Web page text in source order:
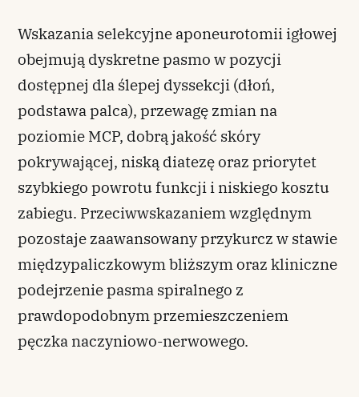
Wskazania selekcyjne aponeurotomii igłowej
obejmują dyskretne pasmo w pozycji
dostępnej dla ślepej dyssekcji (dłoń,
podstawa palca), przewagę zmian na
poziomie MCP, dobrą jakość skóry
pokrywającej, niską diatezę oraz priorytet
szybkiego powrotu funkcji i niskiego kosztu
zabiegu. Przeciwwskazaniem względnym
pozostaje zaawansowany przykurcz w stawie
międzypaliczkowym bliższym oraz kliniczne
podejrzenie pasma spiralnego z
prawdopodobnym przemieszczeniem
pęczka naczyniowo-nerwowego.